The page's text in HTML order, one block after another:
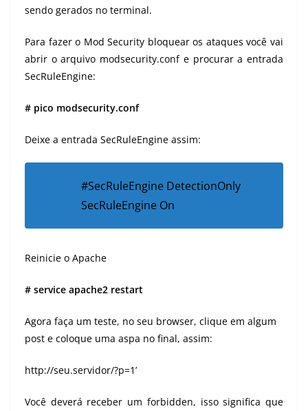
sendo gerados no terminal.
Para fazer o Mod Security bloquear os ataques você vai
abrir o arquivo modsecurity.conf e procurar a entrada
SecRuleEngine:
# pico modsecurity.conf
Deixe a entrada SecRuleEngine assim:
#SecRuleEngine DetectionOnly
SecRuleEngine On
Reinicie o Apache
# service apache2 restart
Agora faça um teste, no seu browser, clique em algum
post e coloque uma aspa no final, assim:
http://seu.servidor/?p=1’
Você deverá receber um forbidden, isso significa que